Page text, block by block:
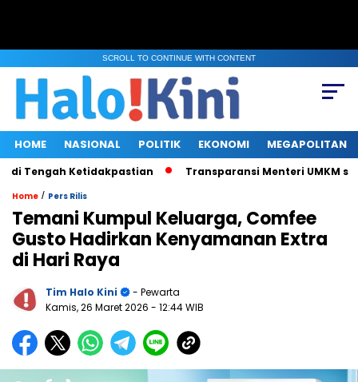
SCROLL TO CONTINUE WITH CONTENT
HOME NASIONAL POLITIK EKONOMI MEGAPOLITAN
Ketidakpastian Transparansi Menteri UMKM saat
Home / Pers Rilis
Temani Kumpul Keluarga, Comfee
Gusto Hadirkan Kenyamanan Extra
di Hari Raya
Tim Halo Kini
- Pewarta
Kamis, 26 Maret 2026 - 12:44 WIB